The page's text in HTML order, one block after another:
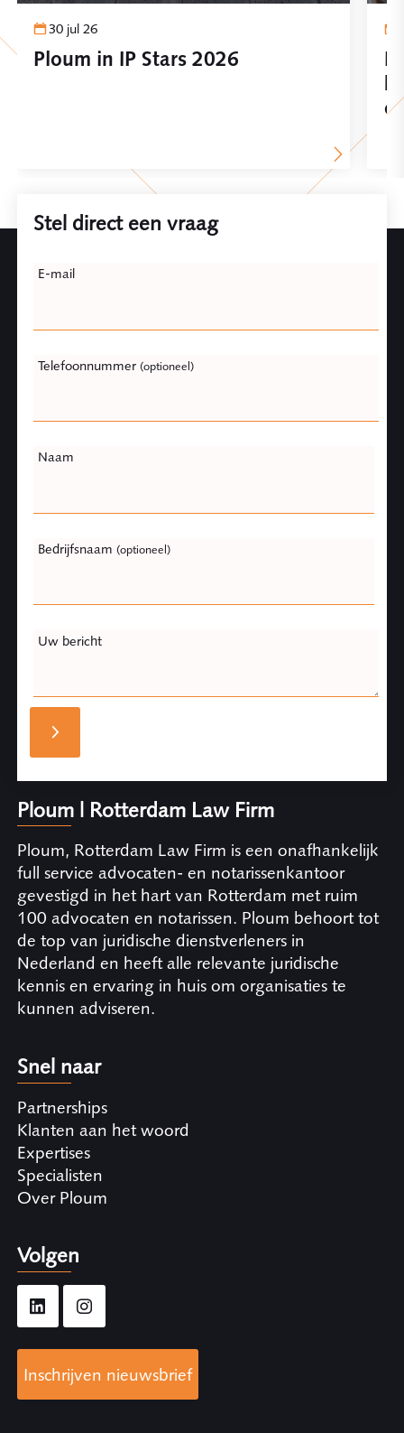
30 jul 26
Ploum in IP Stars 2026
Stel direct een vraag
this
E-mail
Telefoonnummer (optioneel)
Naam
Bedrijfsnaam (optioneel)
Uw bericht
Ploum | Rotterdam Law Firm
Ploum, Rotterdam Law Firm is een onafhankelijk
full service advocaten- en notarissenkantoor
gevestigd in het hart van Rotterdam met ruim
100 advocaten en notarissen. Ploum behoort tot
de top van juridische dienstverleners in
Nederland en heeft alle relevante juridische
kennis en ervaring in huis om organisaties te
kunnen adviseren.
Snel naar
Partnerships
Klanten aan het woord
Expertises
Specialisten
Over Ploum
Volgen
Inschrijven nieuwsbrief